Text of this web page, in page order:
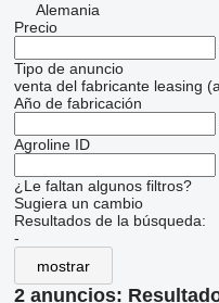
Alemania
Precio
Tipo de anuncio
venta del fabricante leasing
Año de fabricación
Agroline ID
¿Le faltan algunos filtros?
Sugiera un cambio
Resultados de la búsqueda:
-
mostrar
2 anuncios: